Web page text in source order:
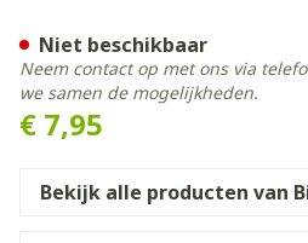
€ 7,95
Niet beschikbaar
Neem contact op met ons via
we samen de mogelijkheden.
Bekijk alle producten van